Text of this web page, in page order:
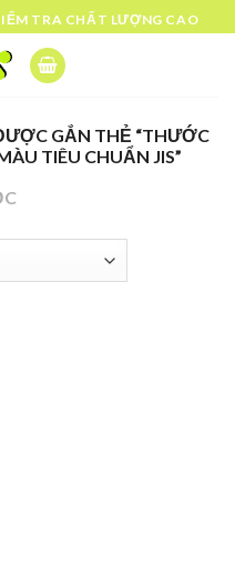
TRA CHẤT LƯỢNG CAO
GẮN THẺ “THƯỚC
TIÊU CHUẨN JIS”